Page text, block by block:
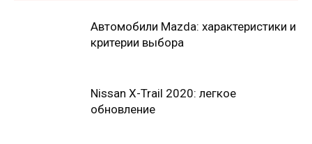
Автомобили Mazda: характеристики и
критерии выбора
Nissan X-Trail 2020: легкое
обновление